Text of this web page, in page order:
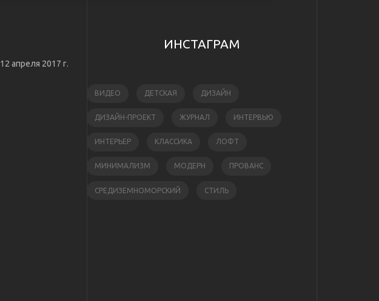
12 апреля 2017 г.
ИНСТАГРАМ
ВИДЕО ДЕТСКАЯ ДИЗАЙН
ДИЗАЙН-ПРОЕКТ ЖУРНАЛ ИНТЕРВЬЮ
ИНТЕРЬЕР КЛАССИКА ЛОФТ
МИНИМАЛИЗМ МОДЕРН ПРОВАНС
СРЕДИЗЕМНОМОРСКИЙ СТИЛЬ